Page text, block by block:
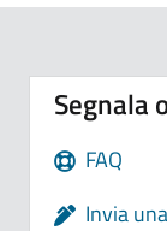
Segnala
FAQ
Invia